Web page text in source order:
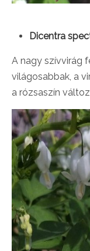
Dicentra
A nagy szívvirág
világosabbak, a
a rózsaszín